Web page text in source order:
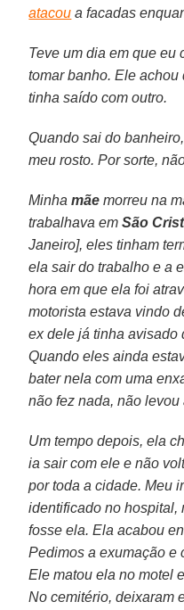
atacou a facadas
Teve um dia em que eu
tomar banho. Ele
tinha saído com outro.
Quando sai do
meu rosto. Por sorte,
Minhamãe morreu na
trabalhava emSão
Janeiro], eles tinham
ela sair do trabalho e a
hora em que ela foi
motorista estava vindo
ex dele já tinha avisado
Quando eles ainda
bater nela com uma
não fez nada, não levou
Um tempo depois, ela
ia sair com ele e não
por toda a cidade. Meu
identificado no hospital,
fosse ela. Ela acabou
Pedimos a exumação e
Ele matou ela no motel
No cemitério, deixaram